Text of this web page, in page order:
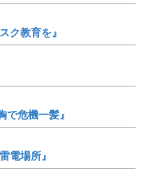
ク教育を』
危機一髪』
電場所』